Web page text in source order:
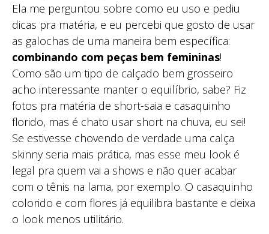
Ela me perguntou sobre como eu uso e pediu
dicas pra matéria, e eu percebi que gosto de usar
as galochas de uma maneira bem específica:
combinando com peças bem femininas!
Como são um tipo de calçado bem grosseiro
acho interessante manter o equilíbrio, sabe? Fiz
fotos pra matéria de short-saia e casaquinho
florido, mas é chato usar short na chuva, eu sei!
Se estivesse chovendo de verdade uma calça
skinny seria mais prática, mas esse meu look é
legal pra quem vai a shows e não quer acabar
com o tênis na lama, por exemplo. O casaquinho
colorido e com flores já equilibra bastante e deixa
o look menos utilitário.